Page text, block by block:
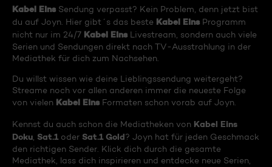
Kabel EinsSendung verpasst? Kein Problem, denn jetzt bist
du auf Joyn. Hier gibt´s das beste Kabel EinsProgramm
nicht nur im 24/7 Kabel EinsLivestream, sondern auch viele
Serien und Sendungen direkt nach TV-Ausstrahlung in der
Mediathek für dich zum Nachsehen.
Du willst wissen wie deine Lieblingssendung weitergeht?
Streame noch vor allen anderen immer die neueste Folge
von vielen Kabel EinsFormaten schon vorab auf Joyn.
Kennst du auch schon die Mediatheken von Kabel Eins
Doku Sat.1oder Sat.1 Gold? Joyn hat für jeden Geschmack
den richtigen Sender. Klick dich durch die gesamte
Mediathek, lass dich inspirieren und entdecke neue Serien,